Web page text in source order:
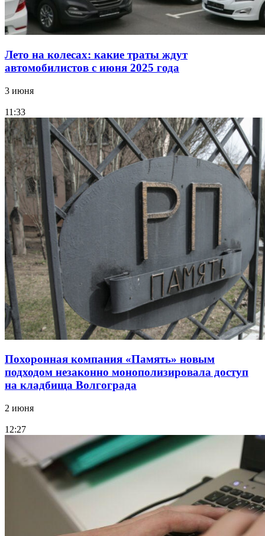
Лето на колесах: какие траты ждут
автомобилистов с июня 2025 года
3 июня
11:33
Похоронная компания «Память» новым
подходом незаконно монополизировала доступ
на кладбища Волгограда
2 июня
12:27